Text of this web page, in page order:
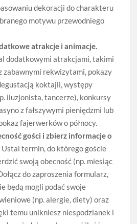
dekoracji do charakteru
motywu przewodniego
atrakcje i animacje.
dodatkowymi atrakcjami, takimi
zabawnymi rekwizytami, pokazy
koktajli, występy
iluzjonista, tancerze), konkursy
z fałszywymi pieniędzmi lub
fajerwerków o północy.
gości i zbierz informacje o
Ustal termin, do którego goście
swoją obecność (np. miesiąc
do zaproszenia formularz,
będą mogli podać swoje
(np. alergie, diety) oraz
temu unikniesz niespodzianek i